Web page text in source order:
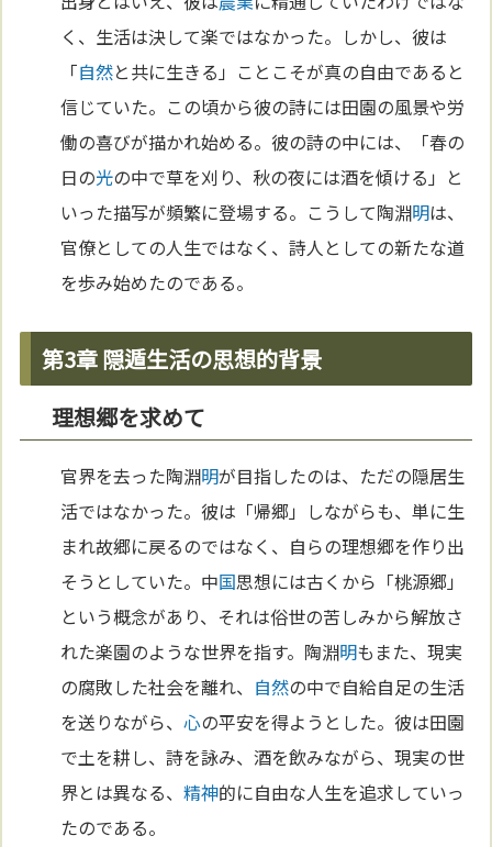
く、生活は決して楽ではなかった。しかし、彼は
「自然と共に生きる」ことこそが真の自由であると
信じていた。この頃から彼の詩には田園の風景や労
働の喜びが描かれ始める。彼の詩の中には、「春の
日の光の中で草を刈り、秋の夜には酒を傾ける」と
いった描写が頻繁に登場する。こうして陶淵明は、
官僚としての人生ではなく、詩人としての新たな道
を歩み始めたのである。
第3章 隠遁生活の思想的背景
理想郷を求めて
官界を去った陶淵明が目指したのは、ただの隠居生
活ではなかった。彼は「帰郷」しながらも、単に生
まれ故郷に戻るのではなく、自らの理想郷を作り出
そうとしていた。中国思想には古くから「桃源郷」
という概念があり、それは俗世の苦しみから解放さ
れた楽園のような世界を指す。陶淵明もまた、現実
の腐敗した社会を離れ、 自然の中で自給自足の生活
を送りながら、心の平安を得ようとした。彼は田園
で土を耕し、詩を詠み、酒を飲みながら、現実の世
界とは異なる、精神的に自由な人生を追求していっ
たのである。